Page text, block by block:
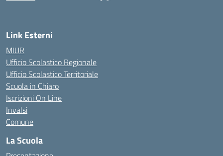
Link Esterni
MIUR
Ufficio Scolastico Regionale
Ufficio Scolastico Territoriale
Scuola in Chiaro
Iscrizioni On Line
Invalsi
Comune
La Scuola